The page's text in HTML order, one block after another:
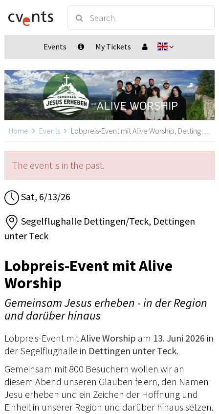
Events My Tickets
Home Events Lobpreis-Event mit Alive Worship, Dettingen unter Teck
The event is in the past.
Sat, 6/13/26
Segelflughalle Dettingen/Teck, Dettingen
unter Teck
Lobpreis-Event mit Alive
Worship
Gemeinsam Jesus erheben - in der Region
und darüber hinaus
Lobpreis-Event mitAlive Worship am 13. Juni 2026 in
der Segelflughalle in Dettingen unter Teck.
Gemeinsam mit 800 Besuchern wollen wir an
diesem Abend unseren Glauben feiern, den Namen
Jesu erheben und ein Zeichen der Hoffnung und
Einheit in unserer Region und darüber hinaus setzen.